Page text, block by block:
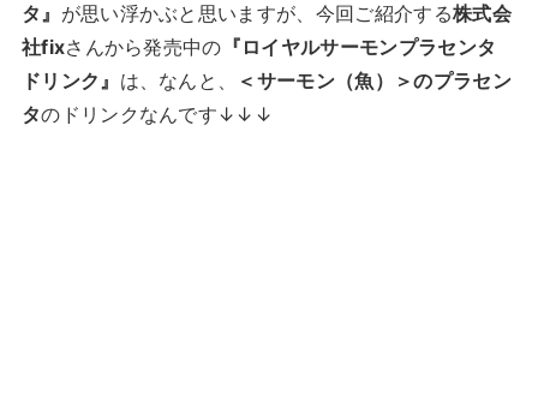
タ』 が思い浮かぶと思いますが、今回ご紹介する株式会
社fixさんから発売中の 『ロイヤルサーモンプラセンタ
ドリンク』 は、なんと、
＜サーモン（魚）＞のプラセン
タのドリンクなんです↓↓↓